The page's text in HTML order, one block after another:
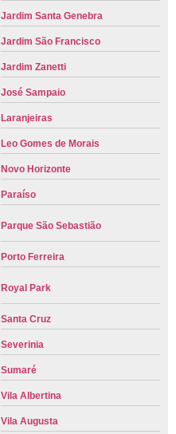
Jardim Santa Genebra
Jardim São Francisco
Jardim Zanetti
José Sampaio
Laranjeiras
Leo Gomes de Morais
Novo Horizonte
Paraíso
Parque São Sebastião
Porto Ferreira
Royal Park
Santa Cruz
Severinia
Sumaré
Vila Albertina
Vila Augusta